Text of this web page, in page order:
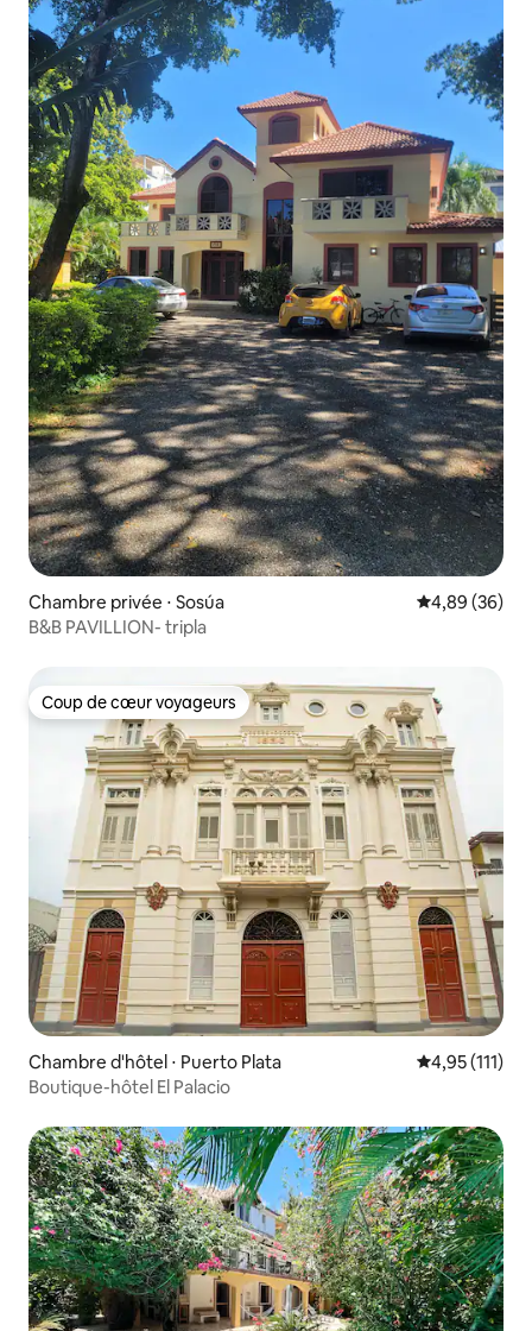
Chambre privée ⋅ Sosúa Évaluation
4,89 (36)
B&B PAVILLION- tripla
Coup de cœur voyageurs
Coup de cœur voyageurs
Chambre d'hôtel ⋅ Puerto Plata Évaluation
4,95 (111)
Boutique-hôtel El Palacio